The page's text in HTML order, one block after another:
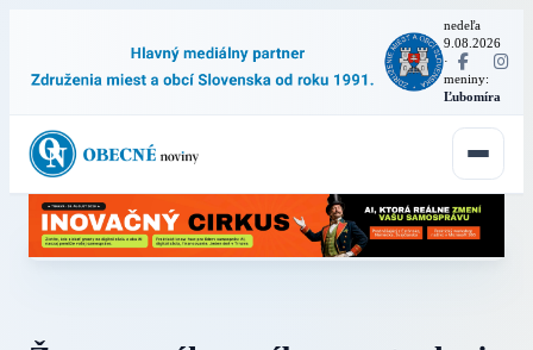
nedeľa
9.08.2026
·
meniny:
Ľubomíra